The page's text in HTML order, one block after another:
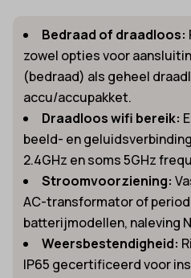
Bedraad of draadloos:
zowel opties voor
(bedraad) als geheel
accu/accupakket.
Draadloos wifi bereik:
beeld- en
2.4GHz en soms 5GHz
Stroomvoorziening:
AC-transformator of
batterijmodellen, naleving
Weersbestendigheid:
IP65 gecertificeerd voor